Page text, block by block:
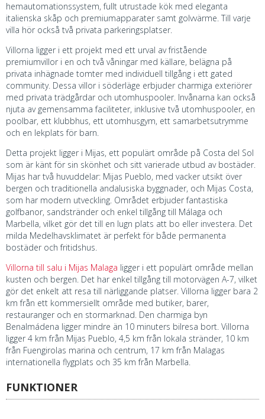
hemautomationssystem, fullt utrustade kök med eleganta
italienska skåp och premiumapparater samt golvvärme. Till varje
villa hör också två privata parkeringsplatser.
Villorna ligger i ett projekt med ett urval av fristående
premiumvillor i en och två våningar med källare, belägna på
privata inhägnade tomter med individuell tillgång i ett gated
community. Dessa villor i söderläge erbjuder charmiga exteriörer
med privata trädgårdar och utomhuspooler. Invånarna kan också
njuta av gemensamma faciliteter, inklusive två utomhuspooler, en
poolbar, ett klubbhus, ett utomhusgym, ett samarbetsutrymme
och en lekplats för barn.
Detta projekt ligger i Mijas, ett populärt område på Costa del Sol
som är känt för sin skönhet och sitt varierade utbud av bostäder.
Mijas har två huvuddelar: Mijas Pueblo, med vacker utsikt över
bergen och traditionella andalusiska byggnader, och Mijas Costa,
som har modern utveckling. Området erbjuder fantastiska
golfbanor, sandstränder och enkel tillgång till Málaga och
Marbella, vilket gör det till en lugn plats att bo eller investera. Det
milda Medelhavsklimatet är perfekt för både permanenta
bostäder och fritidshus.
Villorna till salu i Mijas Malaga ligger i ett populärt område mellan
kusten och bergen. Det har enkel tillgång till motorvägen A-7, vilket
gör det enkelt att resa till närliggande platser. Villorna ligger bara 2
km från ett kommersiellt område med butiker, barer,
restauranger och en stormarknad. Den charmiga byn
Benalmádena ligger mindre än 10 minuters bilresa bort. Villorna
ligger 4 km från Mijas Pueblo, 4,5 km från lokala stränder, 10 km
från Fuengirolas marina och centrum, 17 km från Malagas
internationella flygplats och 35 km från Marbella.
FUNKTIONER